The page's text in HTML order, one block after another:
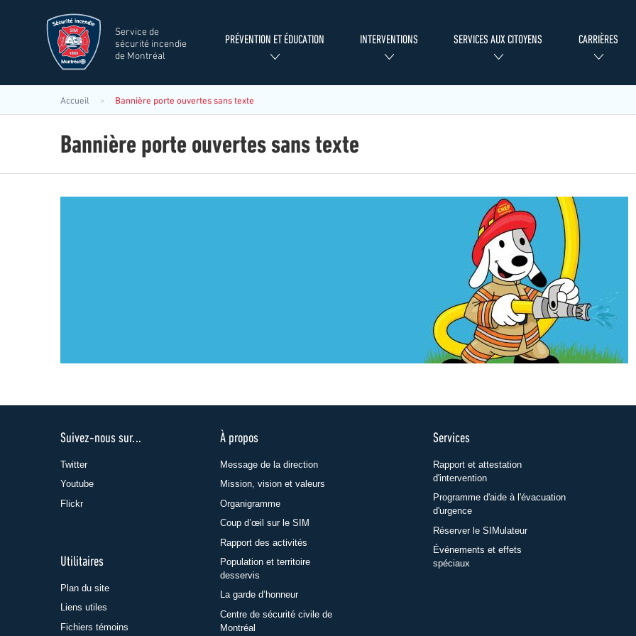
Service de
sécurité incendie
de Montréal
MenuPRÉVENTION ET ÉDUCATION INTERVENTIONS SERVICES AUX CITOYENS CARRIÈRES
Search
Accueil Bannière porte ouvertes sans texte
Bannière porte ouvertes sans texte
Suivez-nous sur...
Twitter
Youtube
Flickr
Utilitaires
Plan du site
Liens utiles
Fichiers témoins
À propos
Message de la direction
Mission, vision et valeurs
Organigramme
Coup d’œil sur le SIM
Rapport des activités
Population et territoire
desservis
La garde d’honneur
Centre de sécurité civile de
Montréal
Services
Rapport et attestation
d'intervention
Programme d'aide à l'évacuation
d'urgence
Réserver le SIMulateur
Événements et effets
spéciaux